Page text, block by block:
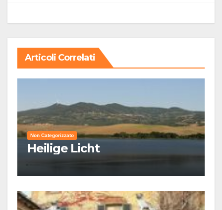
Articoli Correlati
Non Categorizzato
Heilige Licht